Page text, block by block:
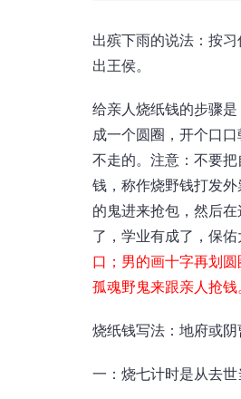
出殡下雨的说法：按
出王侯。
给亲人烧纸钱的步骤
成一个圆圈，开个口口
不走的。注意：不要
钱，称作烧野钱打发
的鬼进来抢包，然后
了，学业有成了，保佑
口；男的画十字再划
孤魂野鬼来跟亲人抢钱
烧纸钱写法：地府或阴
一：烧七计时是从去